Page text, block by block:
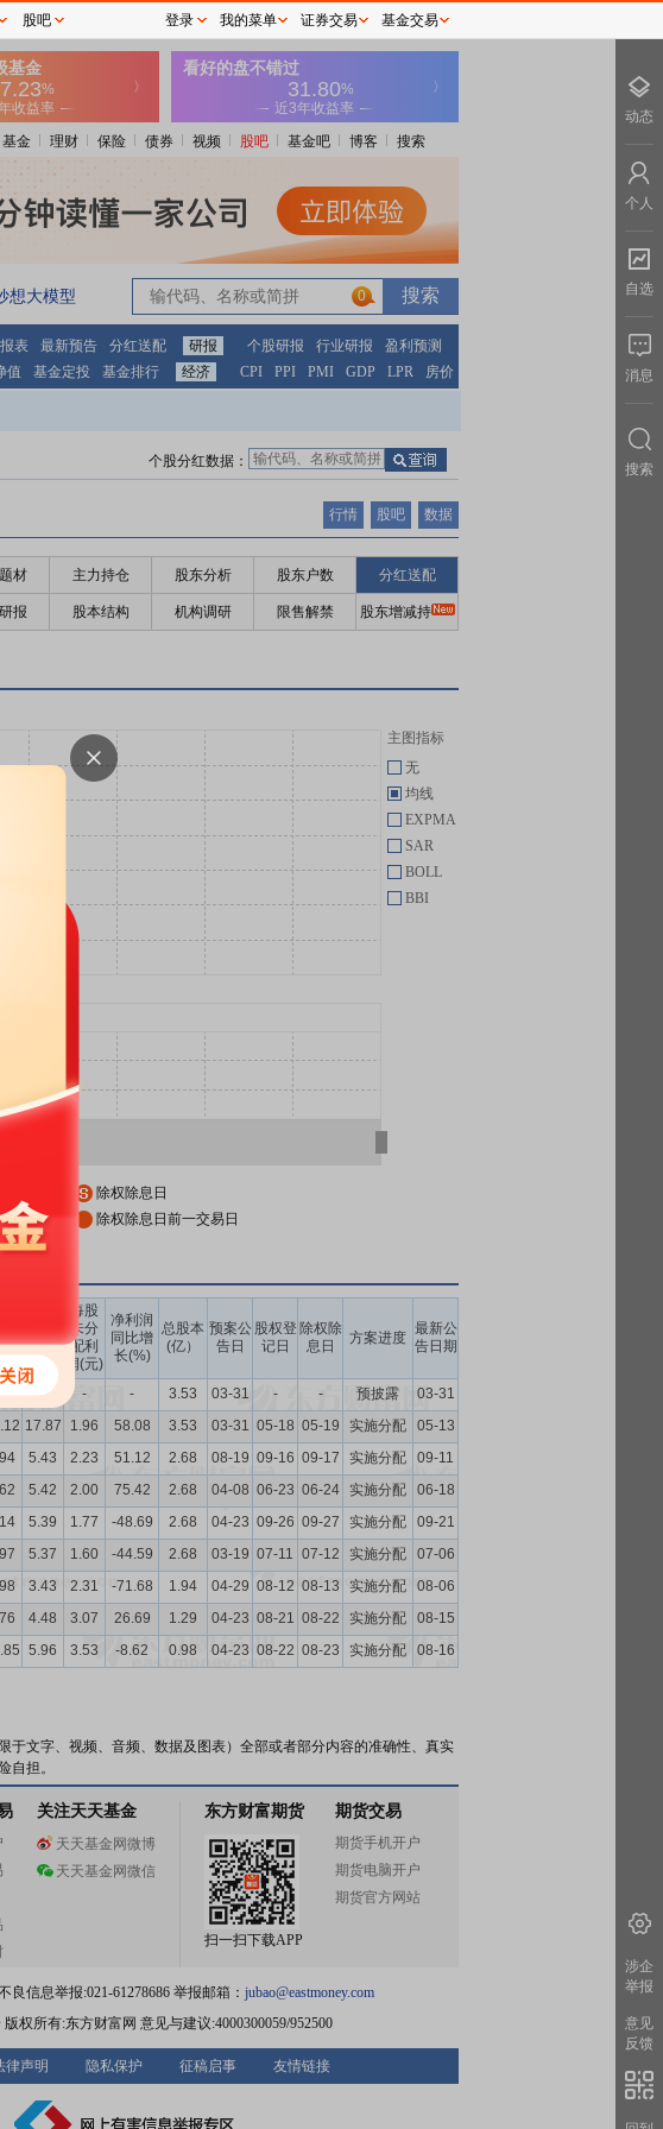
基金 理财 保险 债券 视频 股吧 基金吧 博客 搜索
想大模型 0
表 最新预告 分红送配 研报 个股研报 行业研报
盈利预测
值 基金定投 基金排行 经济 CPI PPI PMI GDP LPR 房价
个股分红数据：
行情 股吧 数据
材 主力持仓 股东分析 股东户数 分红送配
报 股本结构 机构调研 限售解禁 股东增减持
主图指标
无
均线
EXPMA
SAR
BOLL
BBI
除权除息日
除权除息日前一交易日
)
公积
金(元)
每股
未分
配利
润(元)
净利润
同比增
长(%)
总股本
(亿）
预案公
告日
股权登
记日
除权除
息日
方案进度
最新公
告日期
- - - - 3.53 03-31 - - 预披露
03-31
17.87 1.96 58.08 3.53 03-31 05-18 05-19 实施分配
05-13
5.43 2.23 51.12 2.68 08-19 09-16 09-17 实施分配
09-11
5.42 2.00 75.42 2.68 04-08 06-23 06-24 实施分配
06-18
5.39 1.77 -48.69 2.68 04-23 09-26 09-27 实施分配
09-21
5.37 1.60 -44.59 2.68 03-19 07-11 07-12 实施分配
07-06
3.43 2.31 -71.68 1.94 04-29 08-12 08-13 实施分配
08-06
4.48 3.07 26.69 1.29 04-23 08-21 08-22 实施分配
08-15
5.96 3.53 -8.62 0.98 04-23 08-22 08-23 实施分配 08-16
文字、视频、音频、数据及图表）全部或者部分内容的准确性、真实
自担。
关注天天基金
天天基金网微博
天天基金网微信
东方财富期货
扫一扫下载APP
期货交易
期货手机开户
期货电脑开户
期货官方网站
信息举报:021-61278686 举报邮箱： jubao@eastmoney.com
版权所有:东方财富网 意见与建议:4000300059/952500
律声明 隐私保护 征稿启事 友情链接
股吧 登录 我的菜单 证券交易 基金交易
动态
个人
自选
消息
搜索
涉企
举报
意见
反馈